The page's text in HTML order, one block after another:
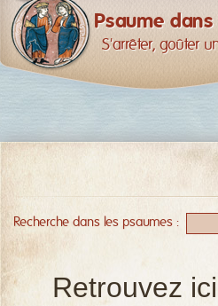
Psaume
S'arrêter, goûter
Recherche dans les psaumes :
Retrouvez